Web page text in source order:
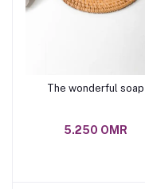
The wonderful soap
5.250 OMR